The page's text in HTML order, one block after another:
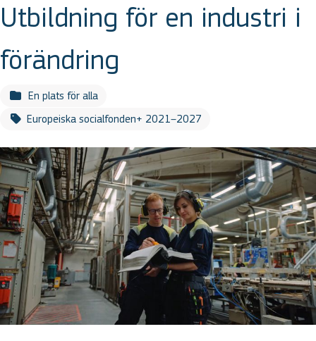
Utbildning för en industri i
förändring
En plats för alla
Europeiska socialfonden+ 2021–2027